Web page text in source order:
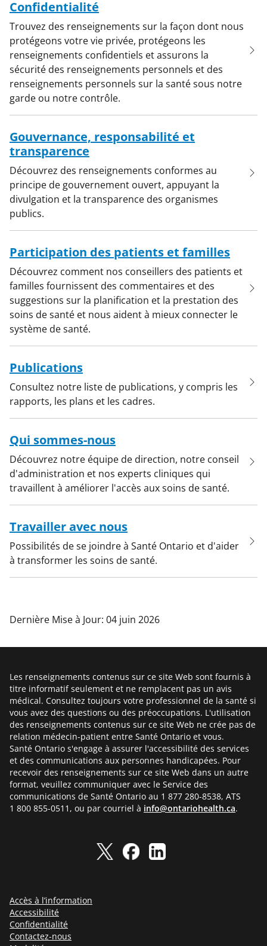
Confidentialité
Trouvez des renseignements sur la façon dont nous
protégeons votre vie privée, protégeons les
renseignements confidentiels et assurons la
sécurité des renseignements personnels et des
renseignements personnels sur la santé sous notre
garde ou notre contrôle.
Gouvernance, responsabilité et
transparence
Découvrez des renseignements conformes au
principe de gouvernement ouvert, appuyant la
divulgation et la transparence des organismes
publics.
Participation des patients et familles
Découvrez comment nos conseillers des patients et
familles fournissent des commentaires et des
suggestions sur la planification et la prestation des
soins de santé et nous aident à mieux connecter le
système de santé.
Publications
Consultez notre liste de publications, y compris les
rapports, les plans et les cadres.
Qui sommes-nous
Découvrez notre équipe de direction, notre conseil
d'administration et nos experts cliniques qui
travaillent à améliorer l'accès aux soins de santé.
Travailler avec nous
Possibilités de se joindre à Santé Ontario et d'aider
à transformer les soins de santé.
Dernière Mise à Jour: 04 juin 2026
Les renseignements contenus sur ce site Web sont fournis à
titre informatif seulement et ne remplacent pas un avis
médical. Consultez toujours votre professionnel de la santé si
vous avez des questions ou des préoccupations. L'utilisation
des renseignements contenus sur ce site Web ne crée pas de
relation médecin-patient entre Santé Ontario et vous.
Santé Ontario s'engage à assurer l'accessibilité des services
et des communications aux personnes handicapées. Pour
recevoir des renseignements sur ce site Web dans un autre
format, veuillez communiquer avec le Service des
communications de Santé Ontario au 1 877 280-8538, ATS
1 800 855-0511, ou par courriel à info@ontariohealth.ca.
Accès à l’information
Accessibilité
Confidentialité
Contactez-nous